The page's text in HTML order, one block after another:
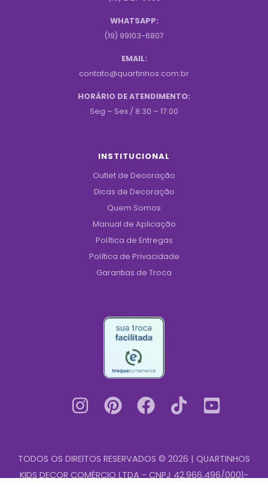
WHATSAPP:
(19) 99103-6807
EMAIL:
contato@quartinhos.com.br
HORÁRIO DE ATENDIMENTO:
Seg – Sex / 8:30 – 17:00
INSTITUCIONAL
Outlet de Decoração
Dicas de Decoração
Quem Somos
Manual de Aplicação
Política de Entregas
Política de Privacidade
Garantias de Troca
TODOS OS DIREITOS RESERVADOS © 2026 | QUARTINHOS
KIDS DECOR COMÉRCIO LTDA - CNPJ 42.966.496/0001-